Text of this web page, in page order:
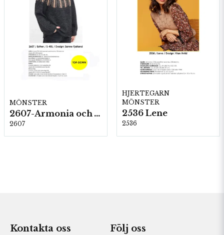
MÖNSTER
2607-Armonia och Alpaca 400
2607
HJERTEGARN
MÖNSTER
2536 Lene
2536
Kontakta oss Följ oss